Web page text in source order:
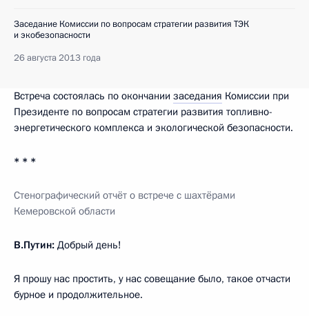
Заседание Комиссии по вопросам стратегии развития ТЭК
и экобезопасности
26 августа 2013 года
Встреча состоялась по окончании заседания Комиссии при
Президенте по вопросам стратегии развития топливно-
энергетического комплекса и экологической безопасности.
* * *
Стенографический отчёт о встрече с шахтёрами
Кемеровской области
В.Путин: Добрый день!
Я прошу нас простить, у нас совещание было, такое отчасти
бурное и продолжительное.